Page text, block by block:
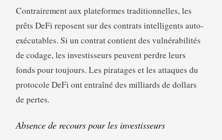
Contrairement aux plateformes traditionnelles, les
prêts DeFi reposent sur des contrats intelligents auto-
exécutables. Si un contrat contient des vulnérabilités
de codage, les investisseurs peuvent perdre leurs
fonds pour toujours. Les piratages et les attaques du
protocole DeFi ont entraîné des milliards de dollars
de pertes.
Absence de recours pour les investisseurs